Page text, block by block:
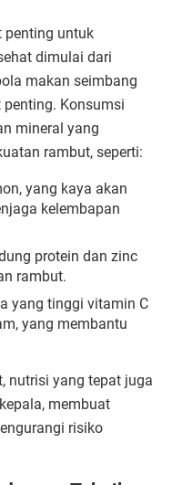
penting untuk
dimulai dari
makan seimbang
Konsumsi
mineral yang
rambut, seperti:
yang kaya akan
kelembapan
protein dan zinc
rambut.
yang tinggi vitamin C
yang membantu
nutrisi yang tepat juga
membuat
risiko